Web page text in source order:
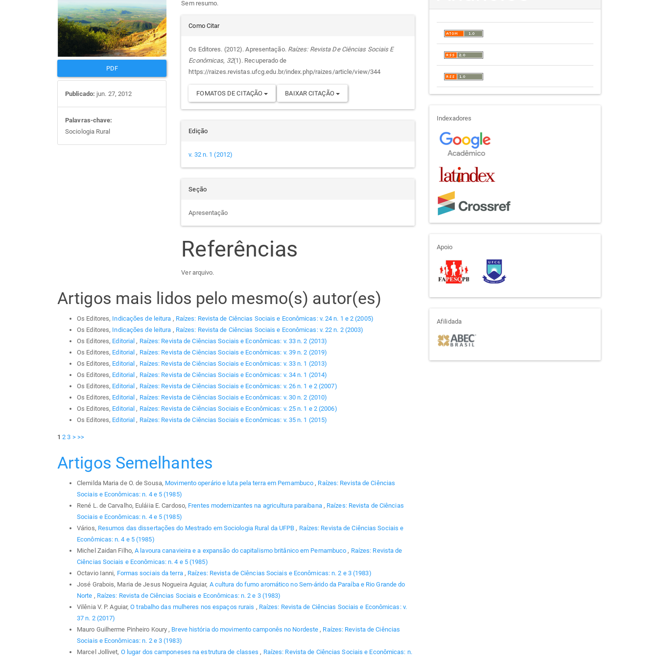
artigos
PDF
Publicado: jun. 27, 2012
Palavras-chave:
Sociologia Rural
principal
Sem resumo.
Detalhes
do
artigo
Como Citar
Os Editores. (2012). Apresentação. Raízes: Revista De Ciências Sociais E
Econômicas, 32(1). Recuperado de
https://raizes.revistas.ufcg.edu.br/index.php/raizes/article/view/344
FOMATOS DE CITAÇÃO BAIXAR CITAÇÃO
Edição
v. 32 n. 1 (2012)
Seção
Apresentação
Referências
Ver arquivo.
Artigos mais lidos pelo mesmo(s) autor(es)
Os Editores, Indicações de leitura , Raízes: Revista de Ciências Sociais e Econômicas: v. 24 n. 1 e 2 (2005)
Os Editores, Indicações de leitura , Raízes: Revista de Ciências Sociais e Econômicas: v. 22 n. 2 (2003)
Os Editores, Editorial, Raízes: Revista de Ciências Sociais e Econômicas: v. 33 n. 2 (2013)
Os Editores, Editorial, Raízes: Revista de Ciências Sociais e Econômicas: v. 39 n. 2 (2019)
Os Editores, Editorial, Raízes: Revista de Ciências Sociais e Econômicas: v. 33 n. 1 (2013)
Os Editores, Editorial, Raízes: Revista de Ciências Sociais e Econômicas: v. 34 n. 1 (2014)
Os Editores, Editorial, Raízes: Revista de Ciências Sociais e Econômicas: v. 26 n. 1 e 2 (2007)
Os Editores, Editorial, Raízes: Revista de Ciências Sociais e Econômicas: v. 30 n. 2 (2010)
Os Editores, Editorial, Raízes: Revista de Ciências Sociais e Econômicas: v. 25 n. 1 e 2 (2006)
Os Editores, Editorial, Raízes: Revista de Ciências Sociais e Econômicas: v. 35 n. 1 (2015)
1 2 3 > >>
Artigos Semelhantes
Clemilda Maria de O. de Sousa, Movimento operário e luta pela terra em Pernambuco, Raízes: Revista de Ciências
Sociais e Econômicas: n. 4 e 5 (1985)
René L. de Carvalho, Euláiia E. Cardoso, Frentes modernizantes na agricultura paraibana , Raízes: Revista de Ciências
Sociais e Econômicas: n. 4 e 5 (1985)
Vários, Resumos das dissertações do Mestrado em Sociologia Rural da UFPB, Raízes: Revista de Ciências Sociais e
Econômicas: n. 4 e 5 (1985)
Michel Zaidan Filho,A lavoura canavieira e a expansão do capitalismo britânico em Pernambuco, Raízes: Revista de
Ciências Sociais e Econômicas: n. 4 e 5 (1985)
Octavio Ianni, Formas sociais da terra , Raízes: Revista de Ciências Sociais e Econômicas: n. 2 e 3 (1983)
José Grabois, Maria de Jesus Nogueira Aguiar, A cultura do fumo aromático no Sem-árido da Paraíba e Rio Grande do
Norte , Raízes: Revista de Ciências Sociais e Econômicas: n. 2 e 3 (1983)
Vilênia V. P. Aguiar,O trabalho das mulheres nos espaços rurais , Raízes: Revista de Ciências Sociais e Econômicas: v.
37 n. 2 (2017)
Mauro Guilherme Pinheiro Koury , Breve história do movimento camponês no Nordeste, Raízes: Revista de Ciências
Sociais e Econômicas: n. 2 e 3 (1983)
Marcel Jollivet, O lugar dos camponeses na estrutura de classes, Raízes: Revista de Ciências Sociais e Econômicas: n.
indexadores
Indexadores
apoio
Apoio
afiliada
Afilidada